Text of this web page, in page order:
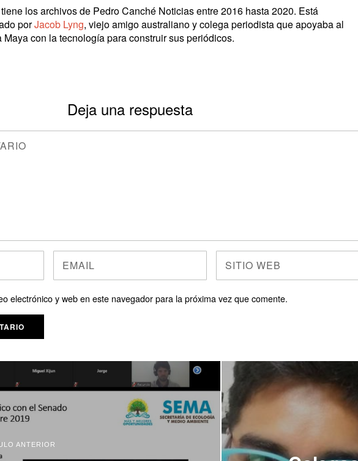
los archivos de Pedro Canché Noticias entre 2016 hasta 2020. Está
porJacob Lyng, viejo amigo australiano y colega periodista que apoyaba al
Maya con la tecnología para construir sus periódicos.
Deja una respuesta
electrónico y web en este navegador para la próxima vez que comente.
ANTERIOR